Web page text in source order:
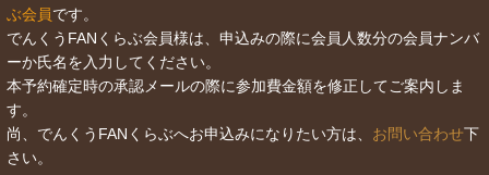
ぶ会員です。
でんくうFANくらぶ会員様は、申込みの際に会員人数分の会員ナンバ
ーか氏名を入力してください。
本予約確定時の承認メールの際に参加費金額を修正してご案内しま
す。
尚、でんくうFANくらぶへお申込みになりたい方は、 お問い合わせ下
さい。